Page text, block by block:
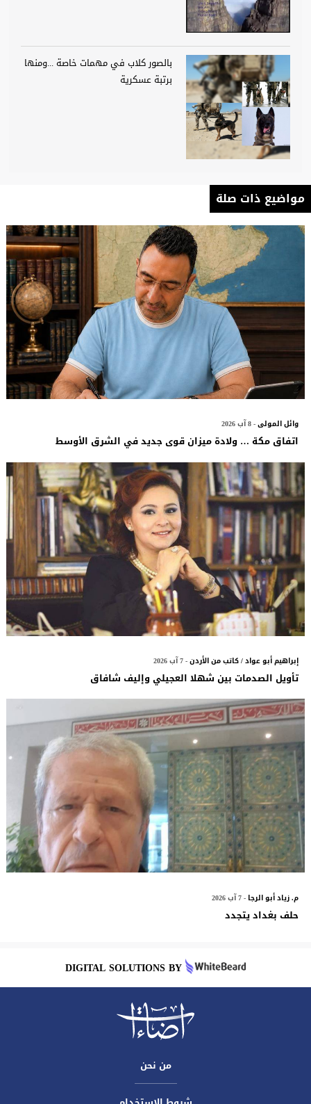
بالصور كلاب في مهمات خاصة ...ومنها
برتبة عسكرية
مواضيع ذات صلة
وائل المولى- 8 آب 2026
اتفاق مكة … ولادة ميزان قوى جديد في الشرق الأوسط
إبراهيم أبو عواد / كاتب من الأردن- 7 آب 2026
تأويل الصدمات بين شهلا العجيلي وإليف شافاق
م. زياد أبو الرجا - 7 آب 2026
حلف بغداد يتجدد
DIGITAL SOLUTIONS BY
من نحن